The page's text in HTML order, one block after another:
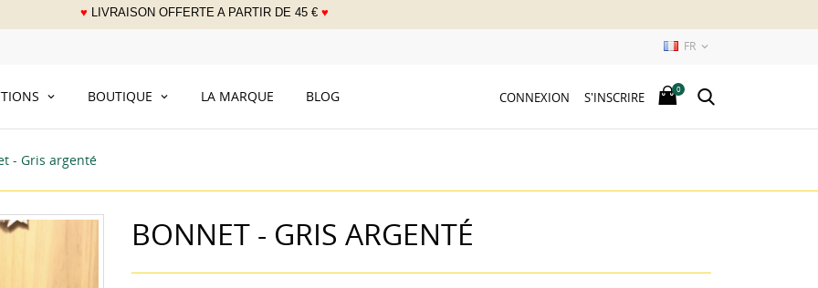
♥ LIVRAISON OFFERTE A PARTIR DE 45 € ♥
___
FR 
BOUTIQUE LA MARQUE BLOG CONNEXION S'INSCRIRE
0
- Gris argenté
BONNET - GRIS ARGENTÉ